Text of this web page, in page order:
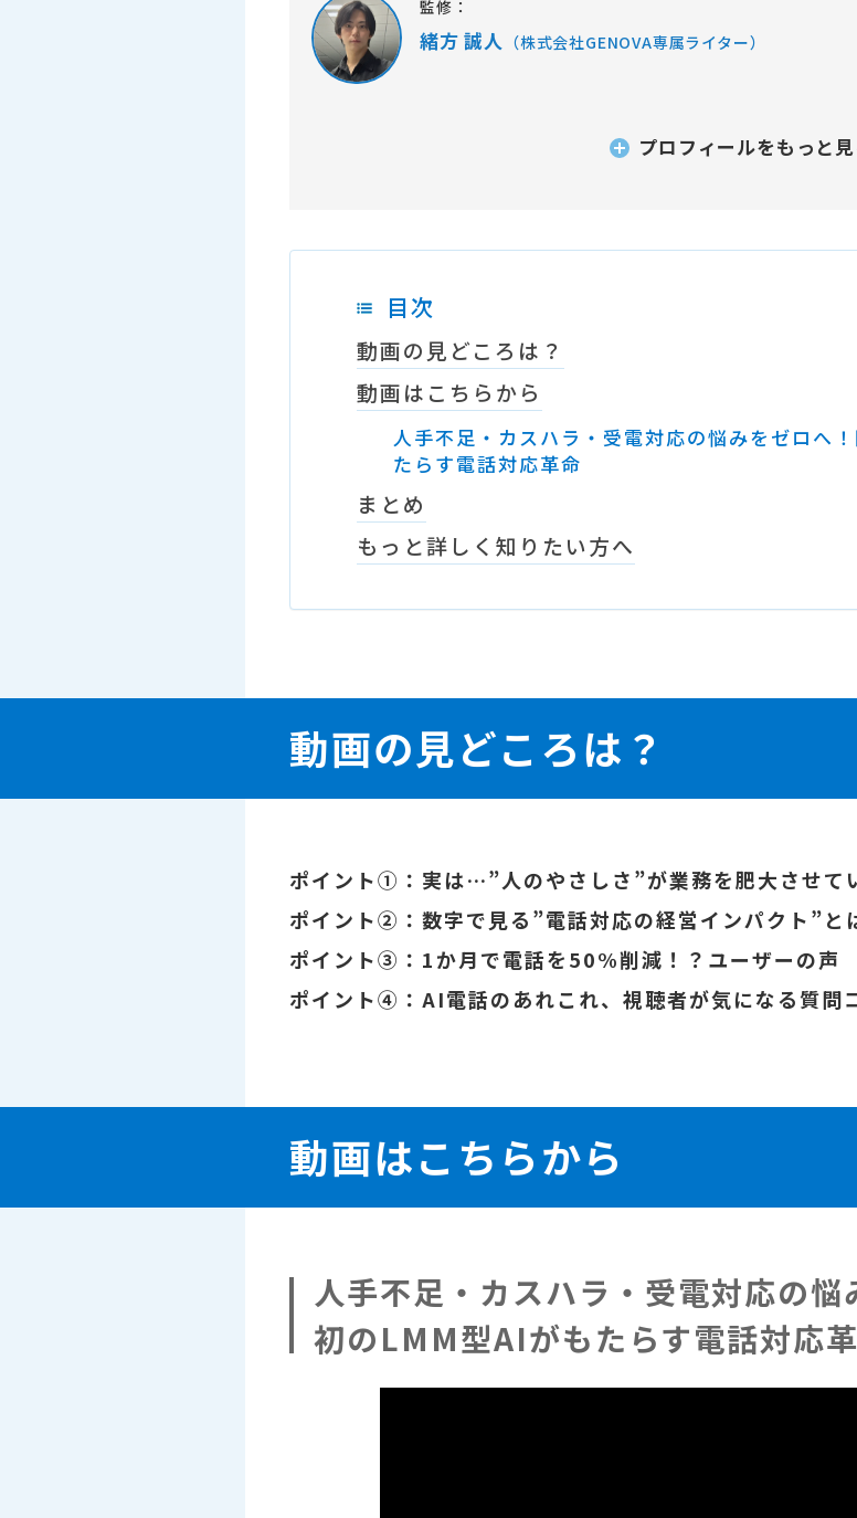
監修：
緒方 誠人 （株式会社GENOVA専属ライター）
プロフィールをもっと
目次
動画の見どころは？
動画はこちらから
人手不足・カスハラ・受電対応の悩みをゼロへ
たらす電話対応革命
まとめ
もっと詳しく知りたい方へ
動画の見どころは？
ポイント①：実は…”人のやさしさ”が業務を肥大させて
ポイント②：数字で見る”電話対応の経営インパクト”と
ポイント③：1か月で電話を50%削減！？ユーザーの声
ポイント④：AI電話のあれこれ、視聴者が気になる質問
動画はこちらから
人手不足・カスハラ・受電対応の
初のLMM型AIがもたらす電話対応